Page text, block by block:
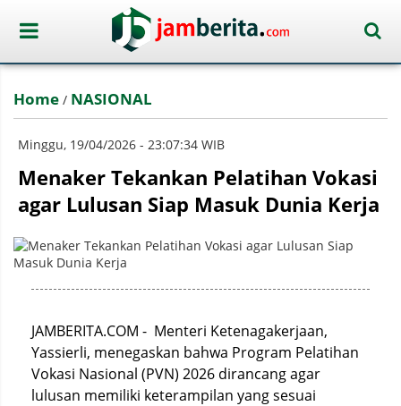
Home / NASIONAL
Minggu, 19/04/2026 - 23:07:34 WIB
Menaker Tekankan Pelatihan Vokasi
agar Lulusan Siap Masuk Dunia Kerja
JAMBERITA.COM - Menteri Ketenagakerjaan,
Yassierli, menegaskan bahwa Program Pelatihan
Vokasi Nasional (PVN) 2026 dirancang agar
lulusan memiliki keterampilan yang sesuai